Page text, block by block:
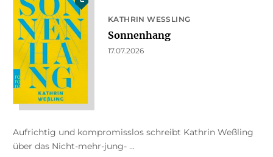
KATHRIN WESSLING
Sonnenhang
17.07.2026
Aufrichtig und kompromisslos schreibt Kathrin Weßling
über das Nicht-mehr-jung- ...